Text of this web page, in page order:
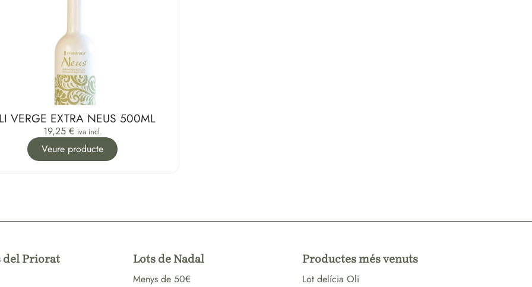
VERGE EXTRA NEUS 500ML
19,25 € iva incl.
Veure producte
del Priorat
Lots de Nadal
Menys de 50€
Productes més venuts
Lot delícia Oli